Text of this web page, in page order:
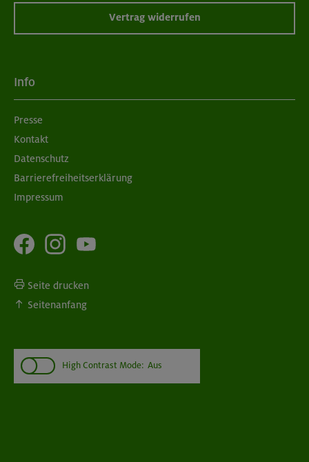
Vertrag widerrufen
Info
Presse
Kontakt
Datenschutz
Barrierefreiheitserklärung
Impressum
Seite drucken
Seitenanfang
High Contrast Mode: Aus